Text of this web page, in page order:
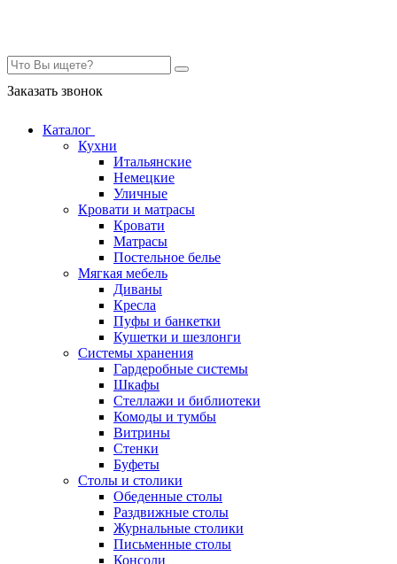
Заказать звонок
Каталог
Кухни
Итальянские
Немецкие
Уличные
Кровати и матрасы
Кровати
Матрасы
Постельное белье
Мягкая мебель
Диваны
Кресла
Пуфы и банкетки
Кушетки и шезлонги
Системы хранения
Гардеробные системы
Шкафы
Стеллажи и библиотеки
Комоды и тумбы
Витрины
Стенки
Буфеты
Столы и столики
Обеденные столы
Раздвижные столы
Журнальные столики
Письменные столы
Консоли